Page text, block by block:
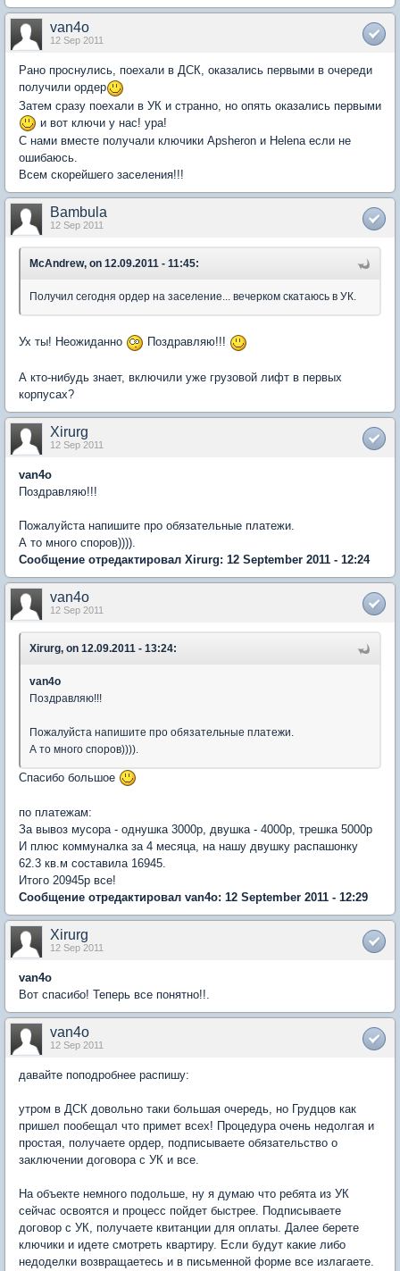
van4o
12 Sep 2011
Рано проснулись, поехали в ДСК, оказались первыми в очереди
получили ордер
Затем сразу поехали в УК и странно, но опять оказались первыми
и вот ключи у нас! ура!
С нами вместе получали ключики Apsheron и Helena если не
ошибаюсь.
Всем скорейшего заселения!!!
Bambula
12 Sep 2011
McAndrew, on 12.09.2011 - 11:45:
Получил сегодня ордер на заселение... вечерком скатаюсь в УК.
Ух ты! Неожиданно Поздравляю!!!
А кто-нибудь знает, включили уже грузовой лифт в первых
корпусах?
Xirurg
12 Sep 2011
van4o
Поздравляю!!!
Пожалуйста напишите про обязательные платежи.
А то много споров)))).
Сообщение отредактировал Xirurg: 12 September 2011 - 12:24
van4o
12 Sep 2011
Xirurg, on 12.09.2011 - 13:24:
van4o
Поздравляю!!!
Пожалуйста напишите про обязательные платежи.
А то много споров)))).
Спасибо большое
по платежам:
За вывоз мусора - однушка 3000р, двушка - 4000р, трешка 5000р
И плюс коммуналка за 4 месяца, на нашу двушку распашонку
62.3 кв.м составила 16945.
Итого 20945р все!
Сообщение отредактировал van4o: 12 September 2011 - 12:29
Xirurg
12 Sep 2011
van4o
Вот спасибо! Теперь все понятно!!.
van4o
12 Sep 2011
давайте поподробнее распишу:
утром в ДСК довольно таки большая очередь, но Грудцов как
пришел пообещал что примет всех! Процедура очень недолгая и
простая, получаете ордер, подписываете обязательство о
заключении договора с УК и все.
На объекте немного подольше, ну я думаю что ребята из УК
сейчас освоятся и процесс пойдет быстрее. Подписываете
договор с УК, получаете квитанции для оплаты. Далее берете
ключики и идете смотреть квартиру. Если будут какие либо
недоделки возвращаетесь и в письменной форме все излагаете.